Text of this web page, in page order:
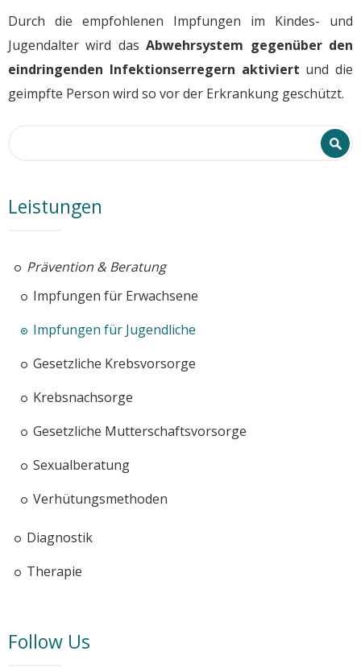
Durch die empfohlenen Impfungen im Kindes- und
Jugendalter wird dasAbwehrsystem gegenüber den
eindringenden Infektionserregern aktiviert und die
geimpfte Person wird so vor der Erkrankung geschützt.
Leistungen
Prävention & Beratung
Impfungen für Erwachsene
Impfungen für Jugendliche
Gesetzliche Krebsvorsorge
Krebsnachsorge
Gesetzliche Mutterschaftsvorsorge
Sexualberatung
Verhütungsmethoden
Diagnostik
Therapie
Follow Us